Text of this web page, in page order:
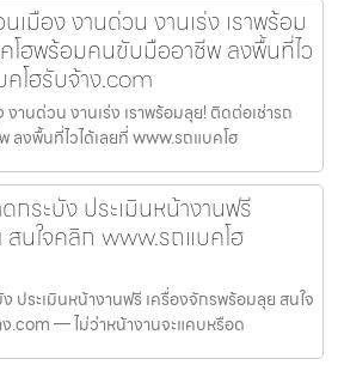
มือง งานด่วน งานเร่ง เราพร้อม
โฮพร้อมคนขับมืออาชีพ ลงพื้นที่ไว
โฮรับจ้าง.com
านด่วน งานเร่ง เราพร้อมลุย! ติดต่อเช่ารถ
งพื้นที่ไวได้เลยที่ www.รถแบคโฮ
กระบัง ประเมินหน้างานฟรี
นใจคลิก www.รถแบคโฮ
ประเมินหน้างานฟรี เครื่องจักรพร้อมลุย สนใจ
.com — ไม่ว่าหน้างานจะแคบหรือด